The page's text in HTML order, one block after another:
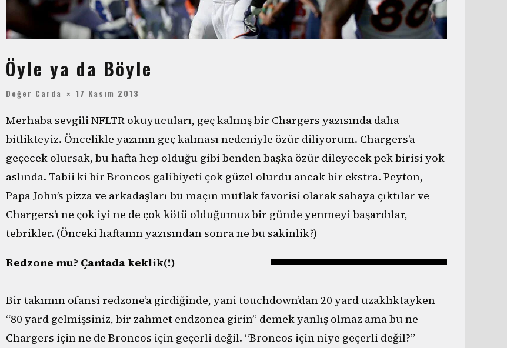
Öyle ya da Böyle
Değer Carda 17 Kasım 2013
Merhaba sevgili NFLTR okuyucuları, geç kalmış bir Chargers yazısında daha
bitlikteyiz. Öncelikle yazının geç kalması nedeniyle özür diliyorum. Chargers’a
geçecek olursak, bu hafta hep olduğu gibi benden başka özür dileyecek pek birisi yok
aslında. Tabii ki bir Broncos galibiyeti çok güzel olurdu ancak bir ekstra. Peyton,
Papa John’s pizza ve arkadaşları bu maçın mutlak favorisi olarak sahaya çıktılar ve
Chargers’ı ne çok iyi ne de çok kötü olduğumuz bir günde yenmeyi başardılar,
tebrikler. (Önceki haftanın yazısından sonra ne bu sakinlik?)
Redzone mu? Çantada keklik(!)
Bir takımın ofansi redzone’a girdiğinde, yani touchdown’dan 20 yard uzaklıktayken
“80 yard gelmişsiniz, bir zahmet endzonea girin” demek yanlış olmaz ama bu ne
Chargers için ne de Broncos için geçerli değil. “Broncos için niye geçerli değil?”